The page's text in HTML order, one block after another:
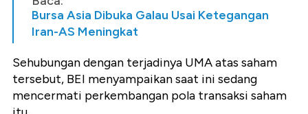
Bursa Asia Dibuka Galau Usai Ketegangan
Iran-AS Meningkat
Sehubungan dengan terjadinya UMA atas saham
tersebut, BEI menyampaikan saat ini sedang
mencermati perkembangan pola transaksi saham